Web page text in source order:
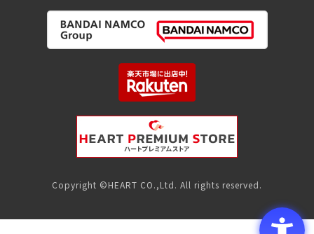
Copyright ©HEART CO.,Ltd. All rights reserved.